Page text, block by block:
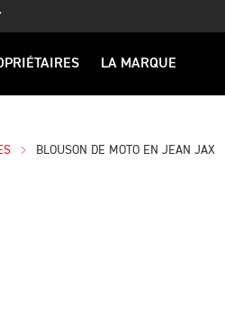
LA MARQUE
BLOUSON DE MOTO EN JEAN JAX